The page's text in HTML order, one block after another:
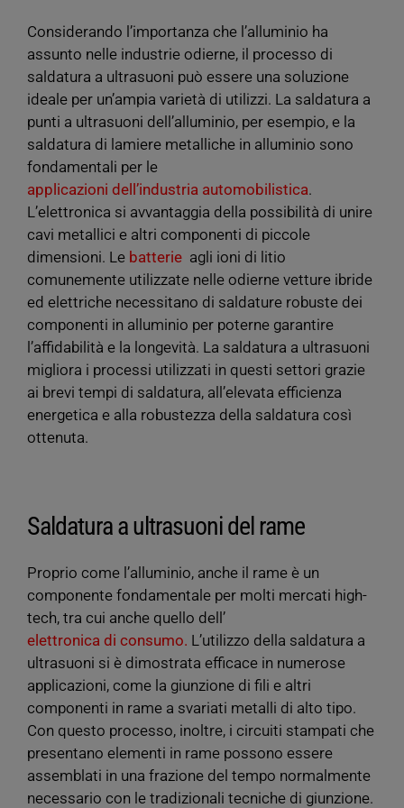
Considerando l’importanza che l’alluminio ha
assunto nelle industrie odierne, il processo di
saldatura a ultrasuoni può essere una soluzione
ideale per un’ampia varietà di utilizzi. La saldatura a
punti a ultrasuoni dell’alluminio, per esempio, e la
saldatura di lamiere metalliche in alluminio sono
fondamentali per le
applicazioni dell’industria automobilistica.
L’elettronica si avvantaggia della possibilità di unire
cavi metallici e altri componenti di piccole
dimensioni. Le batterie agli ioni di litio
comunemente utilizzate nelle odierne vetture ibride
ed elettriche necessitano di saldature robuste dei
componenti in alluminio per poterne garantire
l’affidabilità e la longevità. La saldatura a ultrasuoni
migliora i processi utilizzati in questi settori grazie
ai brevi tempi di saldatura, all’elevata efficienza
energetica e alla robustezza della saldatura così
ottenuta.
Saldatura a ultrasuoni del rame
Proprio come l’alluminio, anche il rame è un
componente fondamentale per molti mercati high-
tech, tra cui anche quello dell’
elettronica di consumo. L’utilizzo della saldatura a
ultrasuoni si è dimostrata efficace in numerose
applicazioni, come la giunzione di fili e altri
componenti in rame a svariati metalli di alto tipo.
Con questo processo, inoltre, i circuiti stampati che
presentano elementi in rame possono essere
assemblati in una frazione del tempo normalmente
necessario con le tradizionali tecniche di giunzione.